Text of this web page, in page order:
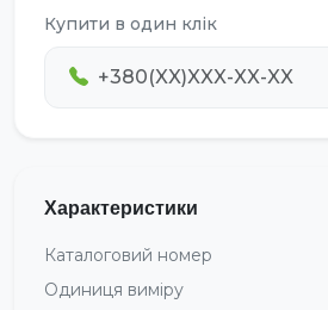
Купити в один клік
Характеристики
Каталоговий номер
Одиниця виміру